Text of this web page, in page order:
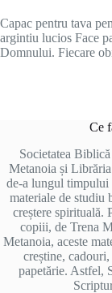
Capac pentru tava
argintiu lucios Face
Domnului. Fiecare
Ce
Societatea
Metanoia și
de-a lungul
materiale de studiu
creștere spirituală.
copiii, de Trena
Metanoia, aceste
creștine,
papetărie. Astfel,